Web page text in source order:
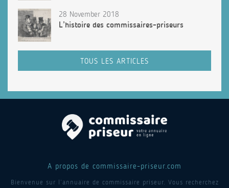
28 November 2018
L’histoire des commissaires-priseurs
TOUS LES ARTICLES
A propos de commissaire-priseur.com
Bienvenue sur l’annuaire de commissaire priseur. Vous recherchez